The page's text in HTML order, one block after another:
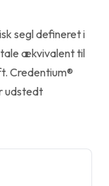
segl defineret i
ækvivalent til
Credentium®
udstedt